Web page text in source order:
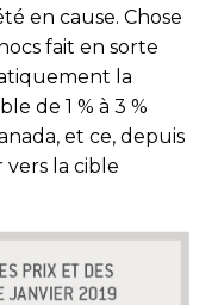
en cause. Chose
fait en sorte
la
de 1 % à 3 %
et ce, depuis
vers la cible